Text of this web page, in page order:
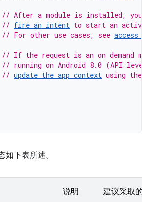
// After a module is installed, you
// fire an intent to start an
// For other use cases, see access
// If the request is an on demand
// running on Android 8.0 (API
// update the app context using the
下表所述。
说明 建议采取的